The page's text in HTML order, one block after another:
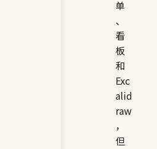
单
、
看
板
和
Exc
alid
raw
，
但